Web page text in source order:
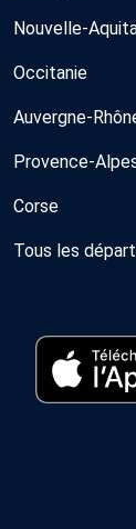
Nouvelle-
Occitanie
Auvergne-
Provence-
Corse
Tous les